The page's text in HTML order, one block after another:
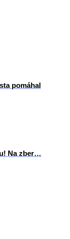
pomáhal
Na zber…